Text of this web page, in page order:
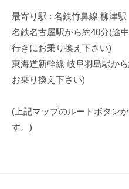
最寄り駅 : 名鉄竹鼻線 柳津駅
名鉄名古屋駅から約40分(途
行きにお乗り換え下さい)
東海道新幹線 岐阜羽島駅か
お乗り換え下さい)
(上記マップのルートボタン
す。)